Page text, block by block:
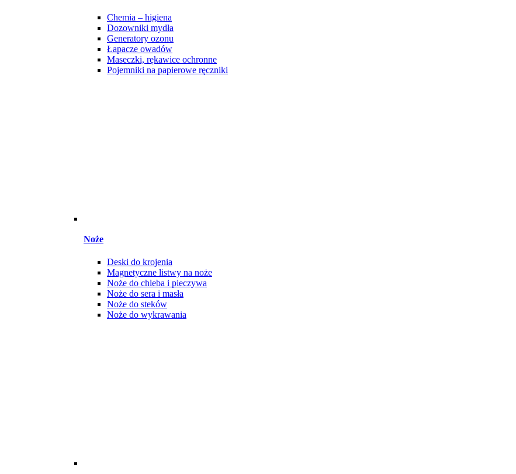
Chemia – higiena
Dozowniki mydła
Generatory ozonu
Łapacze owadów
Maseczki, rękawice ochronne
Pojemniki na papierowe ręczniki
Noże
Deski do krojenia
Magnetyczne listwy na noże
Noże do chleba i pieczywa
Noże do sera i masła
Noże do steków
Noże do wykrawania